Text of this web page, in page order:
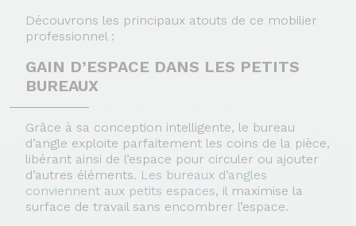
Découvrons les principaux atouts de ce mobilier
professionnel :
GAIN D’ESPACE DANS LES PETITS
BUREAUX
Grâce à sa conception intelligente, le bureau
d’angle exploite parfaitement les coins de la pièce,
libérant ainsi de l’espace pour circuler ou ajouter
d’autres éléments. Les bureaux d’angles
conviennent aux petits espaces, il maximise la
surface de travail sans encombrer l’espace.